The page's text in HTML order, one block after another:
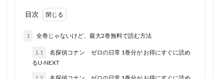
目次
1 全巻じゃないけど、最大2巻無料で読む方法
1.1
名探偵コナン ゼロの日常 1巻分が お得にすぐに読め
るU-NEXT